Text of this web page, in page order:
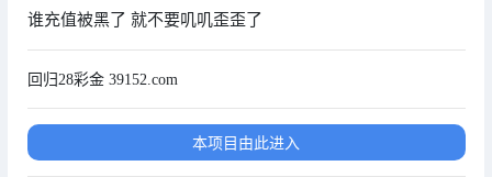
谁充值被黑了 就不要叽叽歪歪了
回归28彩金 39152.com
本项目由此进入